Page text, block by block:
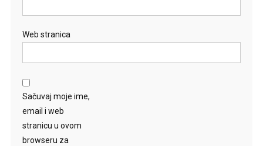
Web stranica
Sačuvaj moje ime,
email i web
stranicu u ovom
browseru za